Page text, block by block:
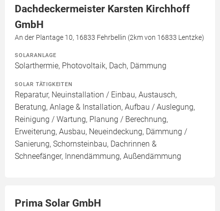
Dachdeckermeister Karsten Kirchhoff
GmbH
An der Plantage 10, 16833 Fehrbellin (2km von 16833 Lentzke)
SOLARANLAGE
Solarthermie, Photovoltaik, Dach, Dämmung
SOLAR TÄTIGKEITEN
Reparatur, Neuinstallation / Einbau, Austausch,
Beratung, Anlage & Installation, Aufbau / Auslegung,
Reinigung / Wartung, Planung / Berechnung,
Erweiterung, Ausbau, Neueindeckung, Dämmung /
Sanierung, Schornsteinbau, Dachrinnen &
Schneefänger, Innendämmung, Außendämmung
Prima Solar GmbH